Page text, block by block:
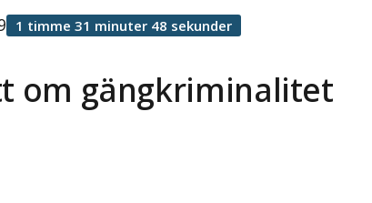
om gängkriminalitet
1 timme 31 minuter 48 sekunder